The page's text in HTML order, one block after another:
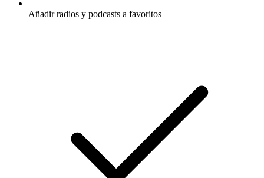
Añadir radios y podcasts a favoritos